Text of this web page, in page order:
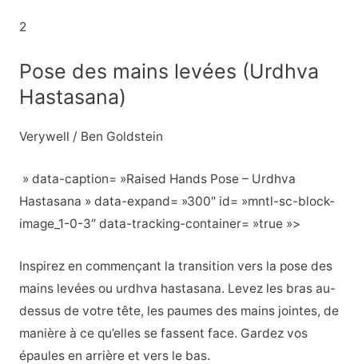
2
Pose des mains levées (Urdhva
Hastasana)
Verywell / Ben Goldstein
» data-caption= »Raised Hands Pose – Urdhva
Hastasana » data-expand= »300″ id= »mntl-sc-block-
image_1-0-3″ data-tracking-container= »true »>
Inspirez en commençant la transition vers la pose des
mains levées ou urdhva hastasana. Levez les bras au-
dessus de votre tête, les paumes des mains jointes, de
manière à ce qu’elles se fassent face. Gardez vos
épaules en arrière et vers le bas.